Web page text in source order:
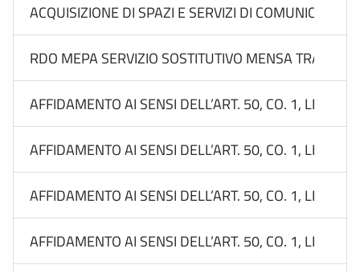
ACQUISIZIONE DI SPAZI E SERVIZI DI
RDO MEPA SERVIZIO SOSTITUTIVO MENSA TRAMITE
AFFIDAMENTO AI SENSI DELL’ART. 50, CO. 1, LETT.
AFFIDAMENTO AI SENSI DELL’ART. 50, CO. 1, LETT.
AFFIDAMENTO AI SENSI DELL’ART. 50, CO. 1, LETT.
AFFIDAMENTO AI SENSI DELL’ART. 50, CO. 1, LETT.